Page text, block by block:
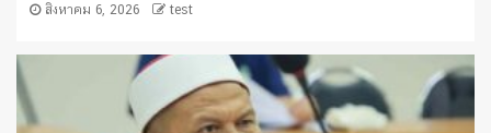
สิงหาคม 6, 2026 test